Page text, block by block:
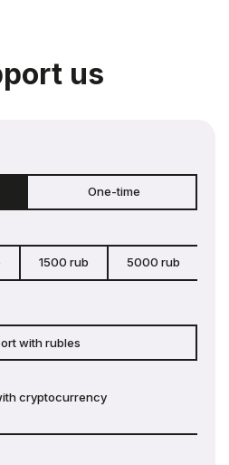
us
One-time
1500 rub 5000 rub
with rubles
cryptocurrency